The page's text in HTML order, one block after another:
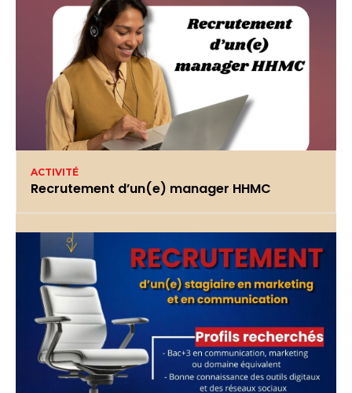
ACTIVITÉ
Recrutement d’un(e) manager HHMC